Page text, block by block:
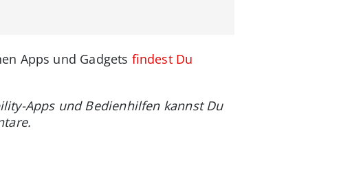
Apps und Gadgets findest Du
Apps und Bedienhilfen kannst Du